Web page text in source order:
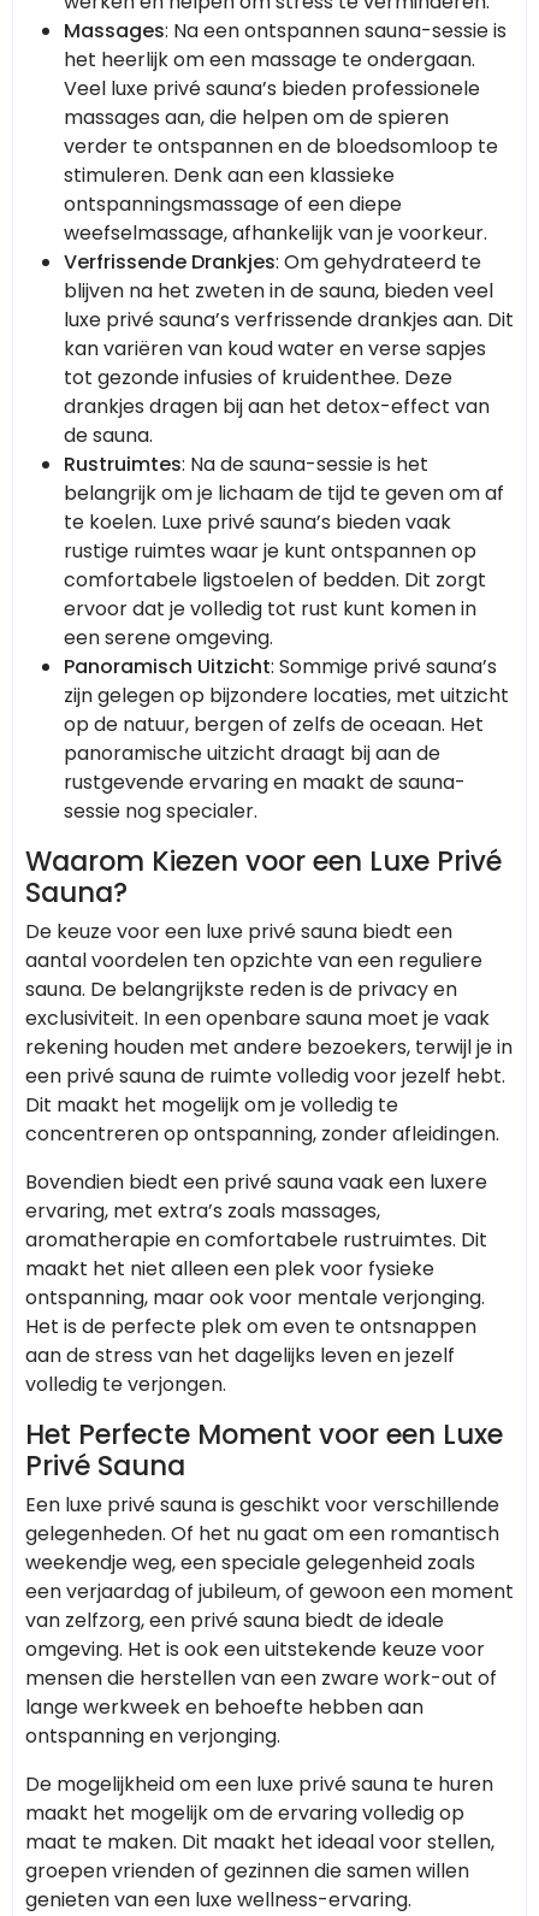
Massages: Na een ontspannen sauna-sessie is
het heerlijk om een massage te ondergaan.
Veel luxe privé sauna’s bieden professionele
massages aan, die helpen om de spieren
verder te ontspannen en de bloedsomloop te
stimuleren. Denk aan een klassieke
ontspanningsmassage of een diepe
weefselmassage, afhankelijk van je voorkeur.
Verfrissende Drankjes: Om gehydrateerd te
blijven na het zweten in de sauna, bieden veel
luxe privé sauna’s verfrissende drankjes aan. Dit
kan variëren van koud water en verse sapjes
tot gezonde infusies of kruidenthee. Deze
drankjes dragen bij aan het detox-effect van
de sauna.
Rustruimtes: Na de sauna-sessie is het
belangrijk om je lichaam de tijd te geven om af
te koelen. Luxe privé sauna’s bieden vaak
rustige ruimtes waar je kunt ontspannen op
comfortabele ligstoelen of bedden. Dit zorgt
ervoor dat je volledig tot rust kunt komen in
een serene omgeving.
Panoramisch Uitzicht: Sommige privé sauna’s
zijn gelegen op bijzondere locaties, met uitzicht
op de natuur, bergen of zelfs de oceaan. Het
panoramische uitzicht draagt bij aan de
rustgevende ervaring en maakt de sauna-
sessie nog specialer.
Waarom Kiezen voor een Luxe Privé
Sauna?
De keuze voor een luxe privé sauna biedt een
aantal voordelen ten opzichte van een reguliere
sauna. De belangrijkste reden is de privacy en
exclusiviteit. In een openbare sauna moet je vaak
rekening houden met andere bezoekers, terwijl je in
een privé sauna de ruimte volledig voor jezelf hebt.
Dit maakt het mogelijk om je volledig te
concentreren op ontspanning, zonder afleidingen.
Bovendien biedt een privé sauna vaak een luxere
ervaring, met extra’s zoals massages,
aromatherapie en comfortabele rustruimtes. Dit
maakt het niet alleen een plek voor fysieke
ontspanning, maar ook voor mentale verjonging.
Het is de perfecte plek om even te ontsnappen
aan de stress van het dagelijks leven en jezelf
volledig te verjongen.
Het Perfecte Moment voor een Luxe
Privé Sauna
Een luxe privé sauna is geschikt voor verschillende
gelegenheden. Of het nu gaat om een romantisch
weekendje weg, een speciale gelegenheid zoals
een verjaardag of jubileum, of gewoon een moment
van zelfzorg, een privé sauna biedt de ideale
omgeving. Het is ook een uitstekende keuze voor
mensen die herstellen van een zware work-out of
lange werkweek en behoefte hebben aan
ontspanning en verjonging.
De mogelijkheid om een luxe privé sauna te huren
maakt het mogelijk om de ervaring volledig op
maat te maken. Dit maakt het ideaal voor stellen,
groepen vrienden of gezinnen die samen willen
genieten van een luxe wellness-ervaring.